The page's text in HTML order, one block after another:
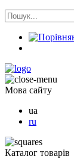
Мова сайту
ua
ru
Каталог товарів